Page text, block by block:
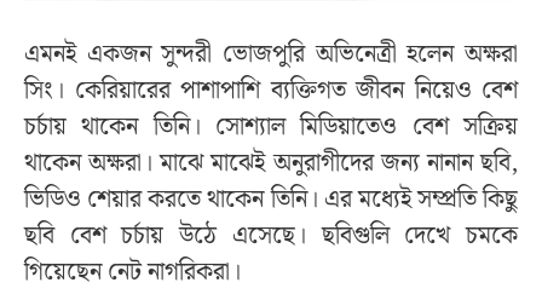
এমনই একজন সুন্দরী ভোজপুরি অভিনেত্রী হলেন অক্ষরা
সিং। কেরিয়ারের পাশাপাশি ব্যক্তিগত জীবন নিয়েও বেশ
চর্চায় থাকেন তিনি। সোশ্যাল মিডিয়াতেও বেশ সক্রিয়
থাকেন অক্ষরা। মাঝে মাঝেই অনুরাগীদের জন্য নানান ছবি,
ভিডিও শেয়ার করতে থাকেন তিনি। এর মধ্যেই সম্প্রতি কিছু
ছবি বেশ চর্চায় উঠে এসেছে। ছবিগুলি দেখে চমকে
গিয়েছেন নেট নাগরিকরা।